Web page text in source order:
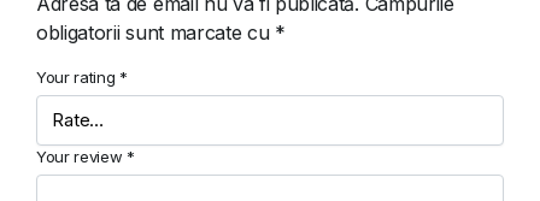
obligatorii sunt marcate cu *
Your rating *
Your review *